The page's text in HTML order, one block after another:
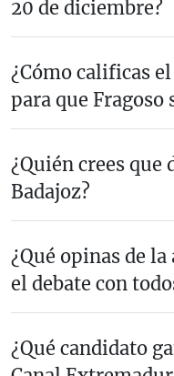
20 de diciembre?
¿Cómo calificas
para que Fragoso
¿Quién crees que
Badajoz?
¿Qué opinas de la
el debate con
¿Qué candidato